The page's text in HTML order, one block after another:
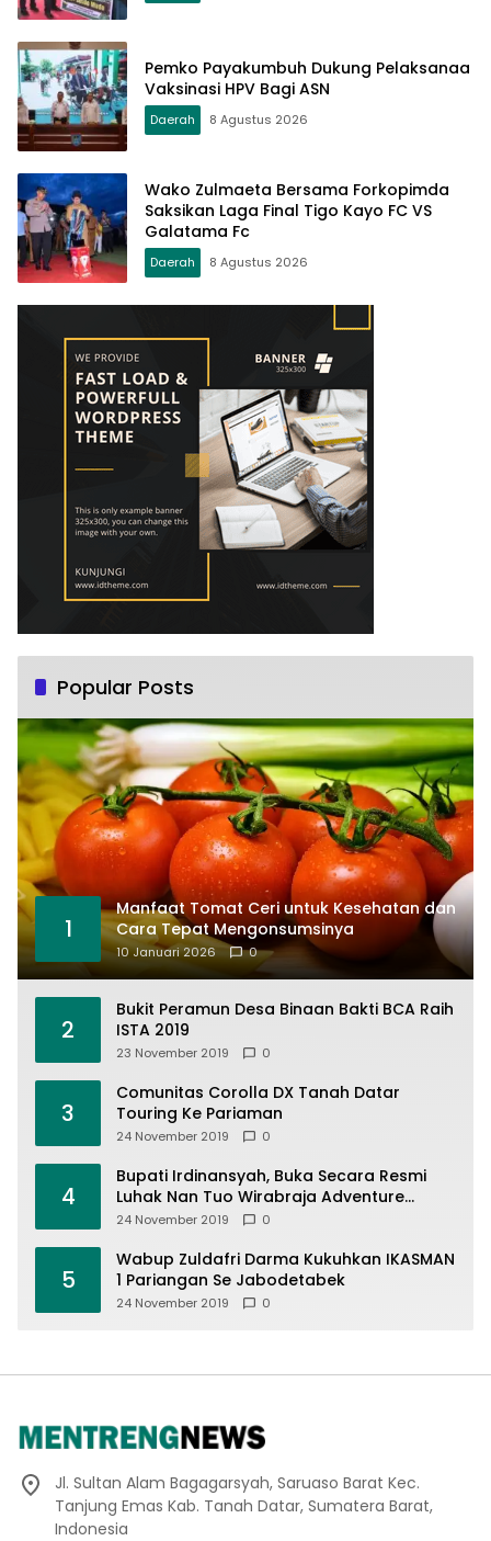
Pemko Payakumbuh Dukung Pelaksanaa
Vaksinasi HPV Bagi ASN
Daerah 8 Agustus 2026
Wako Zulmaeta Bersama Forkopimda
Saksikan Laga Final Tigo Kayo FC VS
Galatama Fc
Daerah 8 Agustus 2026
Popular Posts
1
Manfaat Tomat Ceri untuk Kesehatan dan
Cara Tepat Mengonsumsinya
10 Januari 2026 0
2
Bukit Peramun Desa Binaan Bakti BCA Raih
ISTA 2019
23 November 2019 0
3
Comunitas Corolla DX Tanah Datar
Touring Ke Pariaman
24 November 2019 0
4
Bupati Irdinansyah, Buka Secara Resmi
Luhak Nan Tuo Wirabraja Adventure
Offroad 2019
24 November 2019 0
5
Wabup Zuldafri Darma Kukuhkan IKASMAN
1 Pariangan Se Jabodetabek
24 November 2019 0
Jl. Sultan Alam Bagagarsyah, Saruaso Barat Kec.
Tanjung Emas Kab. Tanah Datar, Sumatera Barat,
Indonesia